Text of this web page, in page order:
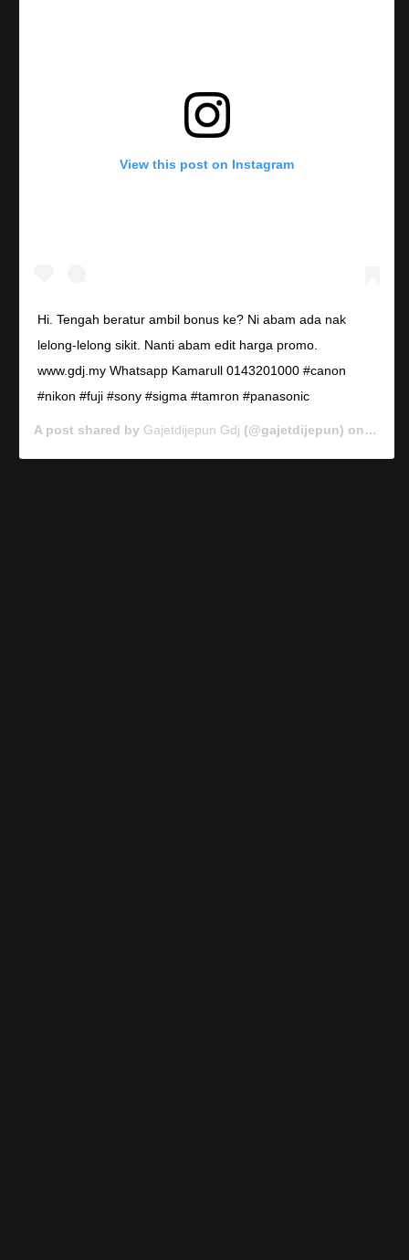
View this post on Instagram
Hi. Tengah beratur ambil bonus ke? Ni abam ada nak
lelong-lelong sikit. Nanti abam edit harga promo.
www.gdj.my Whatsapp Kamarull 0143201000 #canon
#nikon #fuji #sony #sigma #tamron #panasonic
A post shared by Gajetdijepun Gdj (@gajetdijepun) on Jan 7,